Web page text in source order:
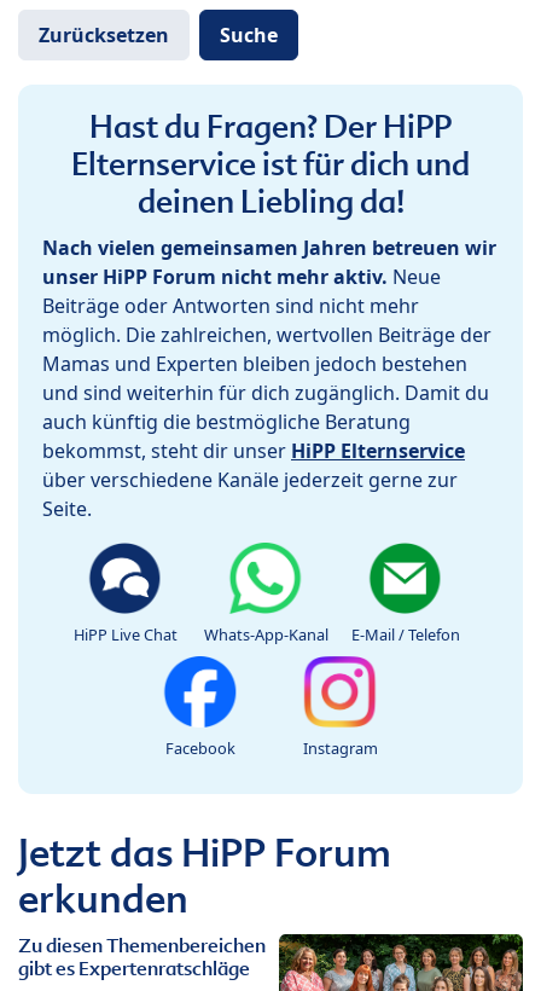
Hast du Fragen? Der HiPP
Elternservice ist für dich und
deinen Liebling da!
Nach vielen gemeinsamen Jahren betreuen wir
unser HiPP Forum nicht mehr aktiv. Neue
Beiträge oder Antworten sind nicht mehr
möglich. Die zahlreichen, wertvollen Beiträge der
Mamas und Experten bleiben jedoch bestehen
und sind weiterhin für dich zugänglich. Damit du
auch künftig die bestmögliche Beratung
bekommst, steht dir unser HiPP Elternservice
über verschiedene Kanäle jederzeit gerne zur
Seite.
HiPP Live Chat Whats-App-Kanal E-Mail / Telefon
Facebook Instagram
Jetzt das HiPP Forum
erkunden
Zu diesen Themenbereichen
gibt es Expertenratschläge